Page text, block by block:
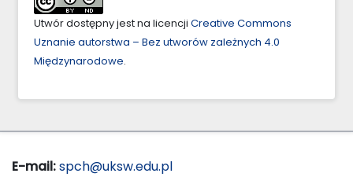
Utwór dostępny jest na licencji Creative Commons
Uznanie autorstwa – Bez utworów zależnych 4.0
Międzynarodowe.
E-mail:spch@uksw.edu.pl